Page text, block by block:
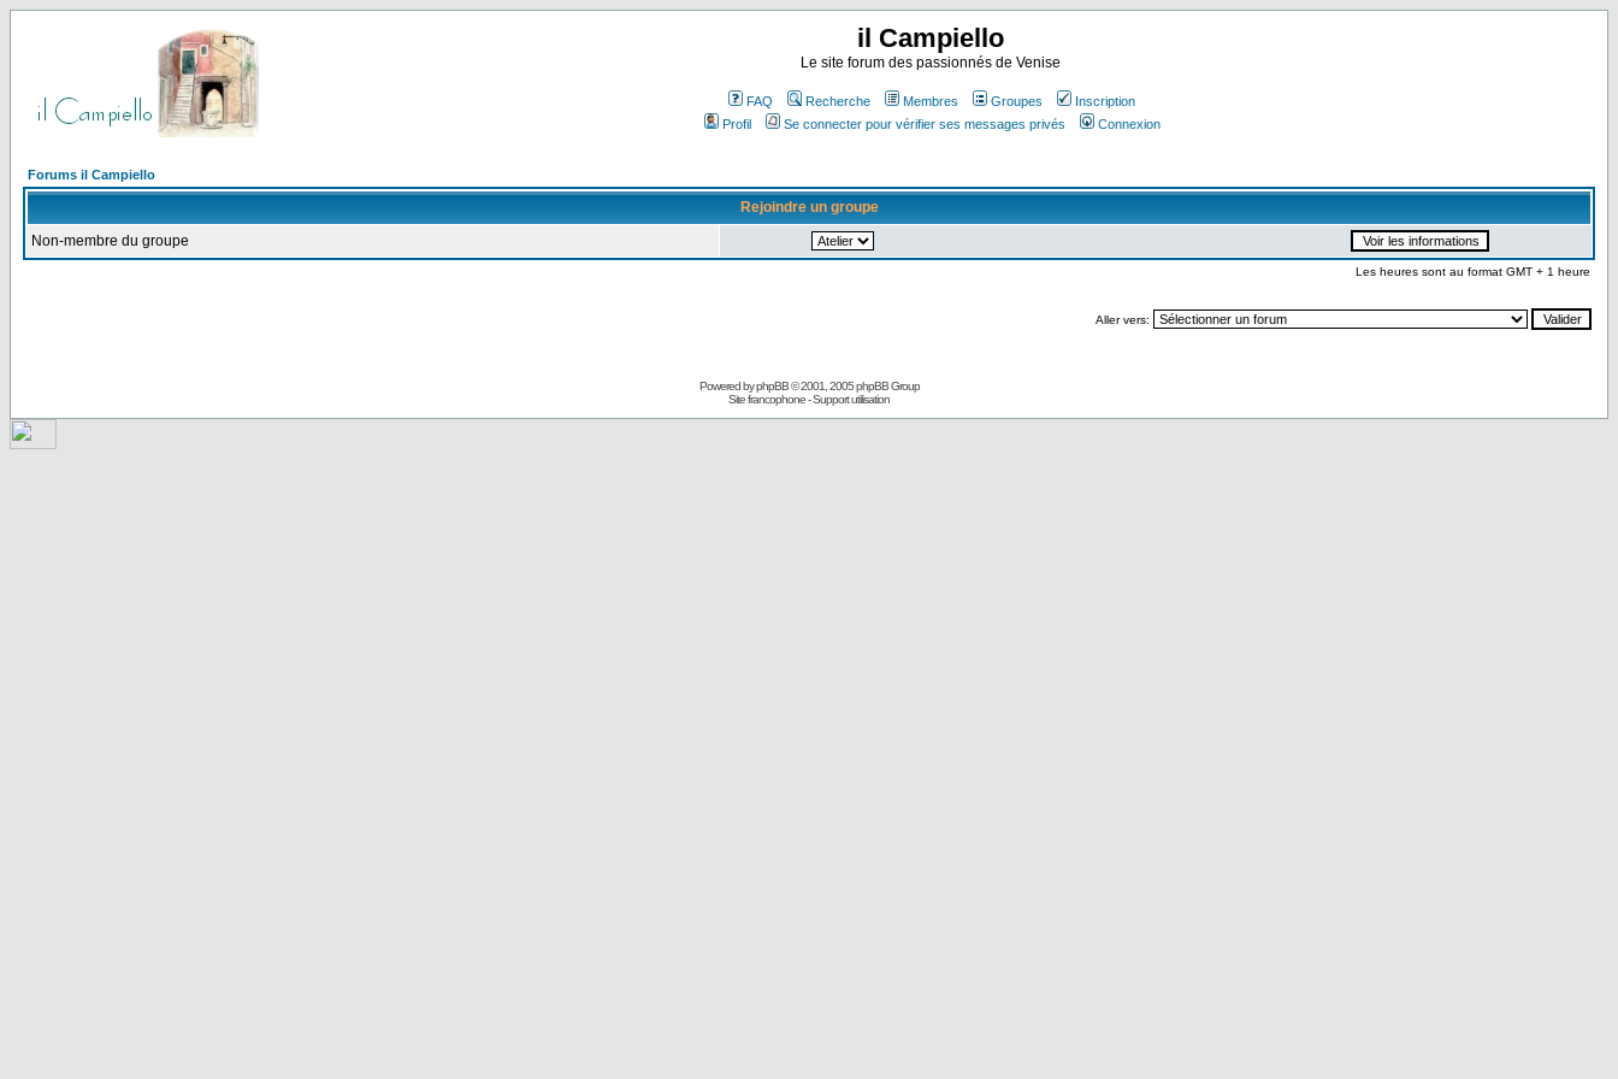
il Campiello
Le site forum des passionnés de Venise
FAQ Recherche Membres Groupes
Inscription
Profil
Se connecter pour vérifier ses messages privés Connexion
Forums il Campiello
Rejoindre un groupe
Non-membre du groupe
Les heures sont au format GMT + 1 heure
Aller vers:
Powered byphpBB© 2001, 2005 phpBB Group
Site francophone-Support utilisation